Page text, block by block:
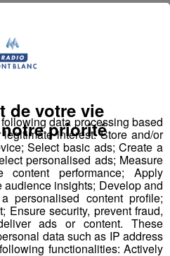
Dead Don't Die
après :
data processing based
interest: Store and/or
Select basic ads; Create a
personalised ads; Measure
content performance; Apply
audience insights; Develop and
personalised content profile;
Ensure security, prevent fraud,
ads or content. These
data such as IP address
functionalities: Actively
de votre vie
priorité